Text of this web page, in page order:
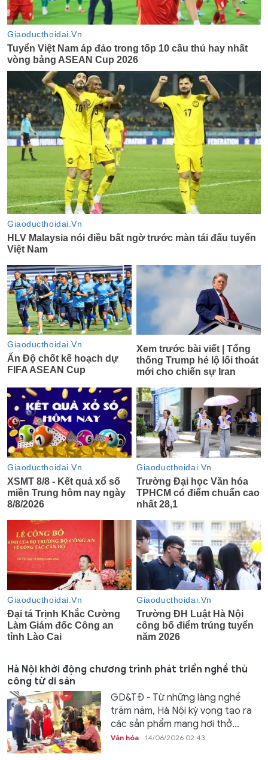
Hà Nội khởi động chương trình phát triển nghề thủ
công từ di sản
GD&TĐ - Từ những làng nghề
trăm năm, Hà Nội kỳ vọng tạo ra
các sản phẩm mang hơi thở...
Văn hóa 14/06/2026 02:43